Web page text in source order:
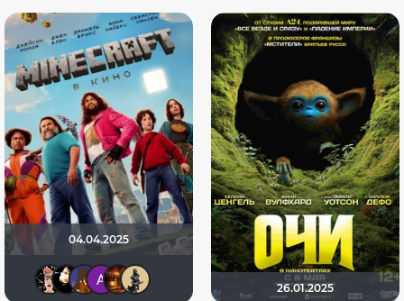
04.04.2025
Ничоси
sem1980MakSon89
Анатолий Ш
Макс Бро
Derbish
26.01.2025